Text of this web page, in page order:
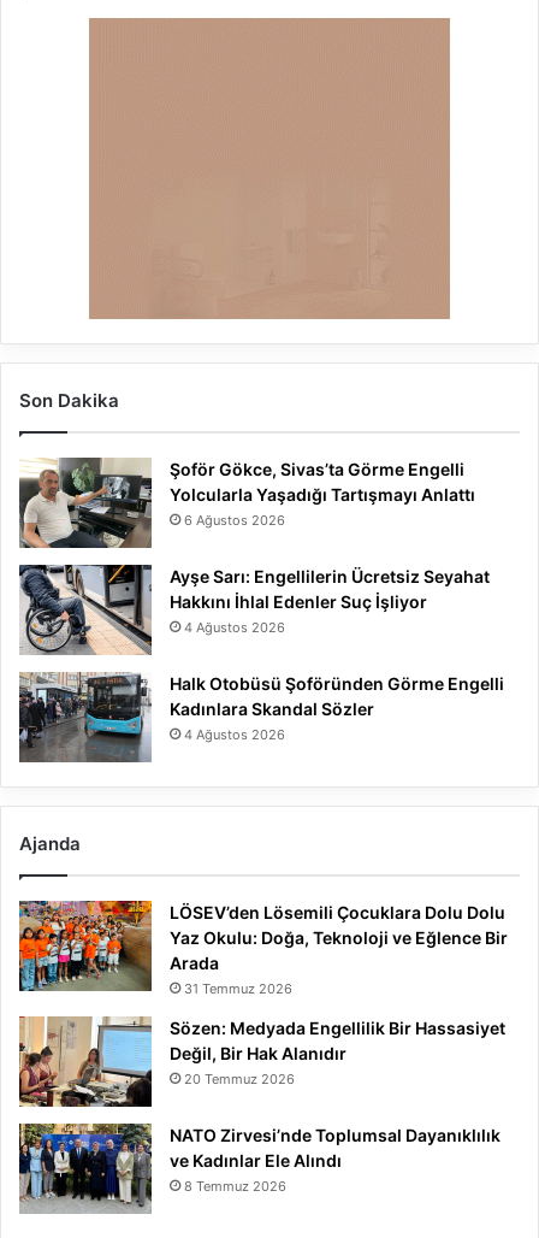
Son Dakika
Şoför Gökce, Sivas’ta Görme Engelli
Yolcularla Yaşadığı Tartışmayı Anlattı
6 Ağustos 2026
Ayşe Sarı: Engellilerin Ücretsiz Seyahat
Hakkını İhlal Edenler Suç İşliyor
4 Ağustos 2026
Halk Otobüsü Şoföründen Görme Engelli
Kadınlara Skandal Sözler
4 Ağustos 2026
Ajanda
LÖSEV’den Lösemili Çocuklara Dolu Dolu
Yaz Okulu: Doğa, Teknoloji ve Eğlence Bir
Arada
31 Temmuz 2026
Sözen: Medyada Engellilik Bir Hassasiyet
Değil, Bir Hak Alanıdır
20 Temmuz 2026
NATO Zirvesi’nde Toplumsal Dayanıklılık
ve Kadınlar Ele Alındı
8 Temmuz 2026